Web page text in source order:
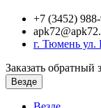
+7 (3452)
г. Тюмень ул.
Заказать обратный
Везде